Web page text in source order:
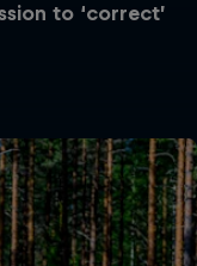
to ‘correct’